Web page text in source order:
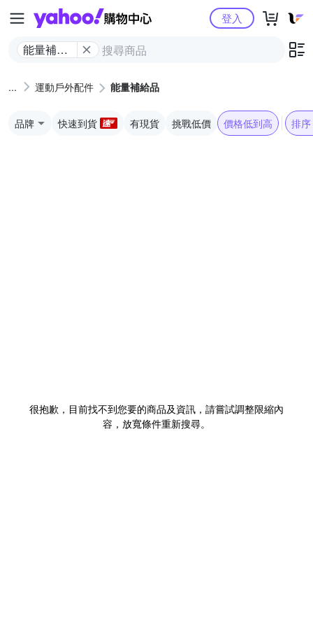
Yahoo購物中心
能量補給
登入
運動戶外配件 能量補給品
品牌 快速到貨 有現貨 挑戰低價 價格低到高 排序
很抱歉，目前找不到您要的商品及資訊，請嘗試調整限縮內
容，放寬條件重新搜尋。